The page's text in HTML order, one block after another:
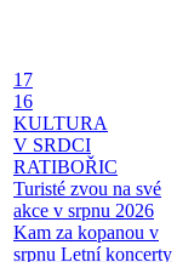
17
16
KULTURA
V SRDCI
RATIBOŘIC
Turisté zvou na své
akce v srpnu 2026
Kam za kopanou v
srpnu Letní koncerty